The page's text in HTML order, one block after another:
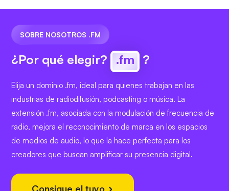
SOBRE NOSOTROS .FM
¿Por qué elegir? .fm ?
Elija un dominio .fm, ideal para quienes trabajan en las
industrias de radiodifusión, podcasting o música. La
extensión .fm, asociada con la modulación de frecuencia de
radio, mejora el reconocimiento de marca en los espacios
de medios de audio, lo que la hace perfecta para los
creadores que buscan amplificar su presencia digital.
Consigue el tuyo